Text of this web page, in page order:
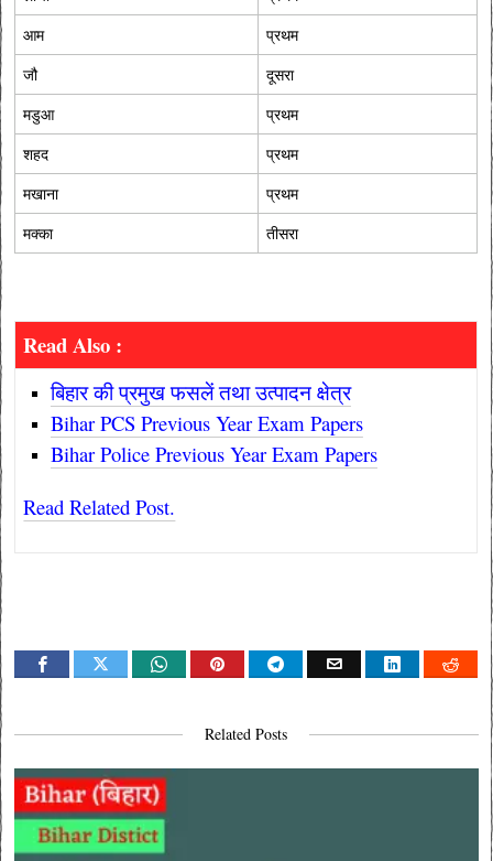
आम
प्रथम
जौ
दूसरा
मडुआ
प्रथम
शहद
प्रथम
मखाना
प्रथम
मक्का
तीसरा
Read Also :
बिहार की प्रमुख फसलें तथा उत्पादन क्षेत्र
Bihar PCS Previous Year Exam Papers
Bihar Police Previous Year Exam Papers
Read Related Post.
Related Posts